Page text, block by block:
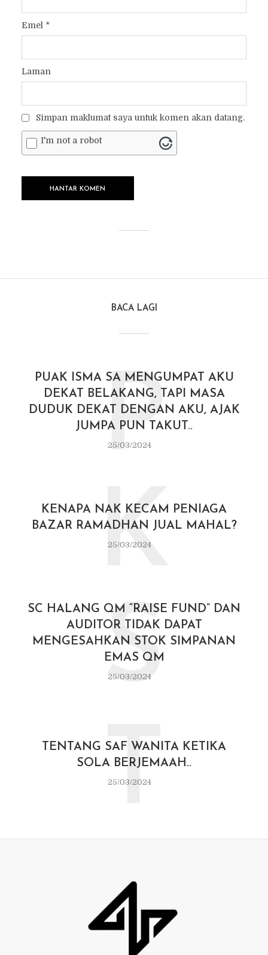
Emel *
Laman
Simpan maklumat saya untuk komen akan datang.
I'm not a robot
BACA LAGI
PUAK ISMA SA MENGUMPAT AKU
DEKAT BELAKANG, TAPI MASA
DUDUK DEKAT DENGAN AKU, AJAK
JUMPA PUN TAKUT..
25/03/2024
P
KENAPA NAK KECAM PENIAGA
BAZAR RAMADHAN JUAL MAHAL?
25/03/2024
K
SC HALANG QM “RAISE FUND” DAN
AUDITOR TIDAK DAPAT
MENGESAHKAN STOK SIMPANAN
EMAS QM
25/03/2024
S
TENTANG SAF WANITA KETIKA
SOLA BERJEMAAH..
25/03/2024
T